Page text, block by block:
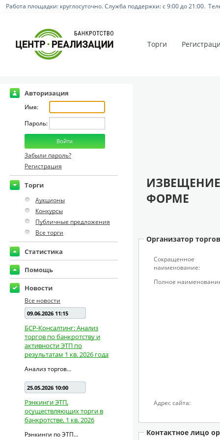
Работа площадки: круглосуточно. Служба поддержки: с 9:00 до 21:00.
Торги
Авторизация
Имя:
Пароль:
Забыли пароль?
Регистрация
Торги
Аукционы
Конкурсы
Публичные предложения
Все торги
Статистика
Помощь
Новости
Все новости
09.06.2026 11:15
БСР-Консалтинг: Анализ
торгов по банкротству и
активности ЭТП по
результатам 1 кв. 2026 года
Анализ торгов...
25.05.2026 10:00
Рэнкинги ЭТП,
осуществляющих торги в
банкротстве, 1 кв. 2026
Рэнкинги по ЭТП...
ФОРМЕ
Организатор торгов
Сокращенное
наименование:
Полное
Адрес сайта:
Контактное лицо